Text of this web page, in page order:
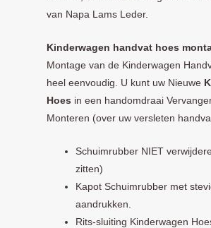
van Napa Lams Leder.
Kinderwagen handvat hoes
Montage van de Kinderwagen
heel eenvoudig. U kunt uw Nieuwe
Hoes in een handomdraai
Monteren (over uw versleten
Schuimrubber NIET
zitten)
Kapot Schuimrubber met
aandrukken.
Rits-sluiting Kinderwagen